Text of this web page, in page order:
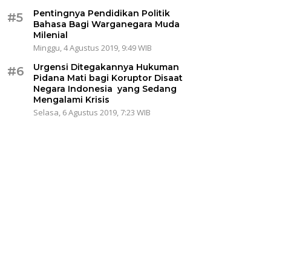
#5
Pentingnya Pendidikan Politik
Bahasa Bagi Warganegara Muda
Milenial
Minggu, 4 Agustus 2019, 9:49 WIB
#6
Urgensi Ditegakannya Hukuman
Pidana Mati bagi Koruptor Disaat
Negara Indonesia yang Sedang
Mengalami Krisis
Selasa, 6 Agustus 2019, 7:23 WIB